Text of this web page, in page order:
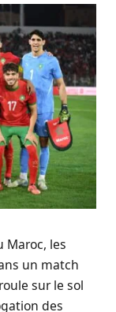
Maroc, les
un match
sur le sol
des